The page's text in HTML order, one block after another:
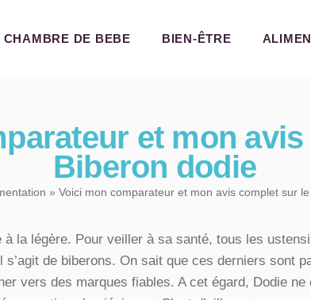
CHAMBRE DE BEBE BIEN-ÊTRE
et mon
Biberon dodie
» Voici mon comparateur et mon avis complet sur
ÊTRE
DE BÉBÉ
à la légère. Pour veiller à sa santé, tous les
s’agit de biberons. On sait que ces derniers sont
vers des marques fiables. A cet égard, Dodie